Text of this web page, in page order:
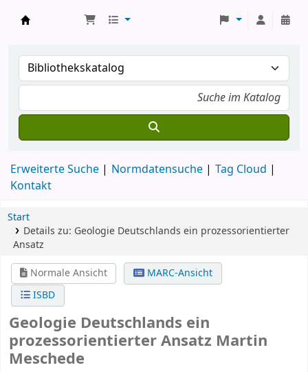
Erweiterte Suche Normdatensuche
Tag Cloud
Kontakt
Start
Details zu: Geologie Deutschlands ein prozessorientierter
Ansatz
Normale Ansicht
MARC-Ansicht
ISBD
Geologie Deutschlands ein
prozessorientierter Ansatz Martin
Meschede